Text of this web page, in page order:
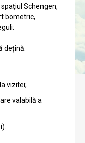
Schengen,
bometric,
dețină:
vizitei;
valabilă a